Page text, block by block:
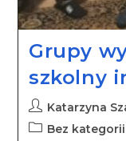
Grupy
szkolny
Katarzyna
Bez kategorii